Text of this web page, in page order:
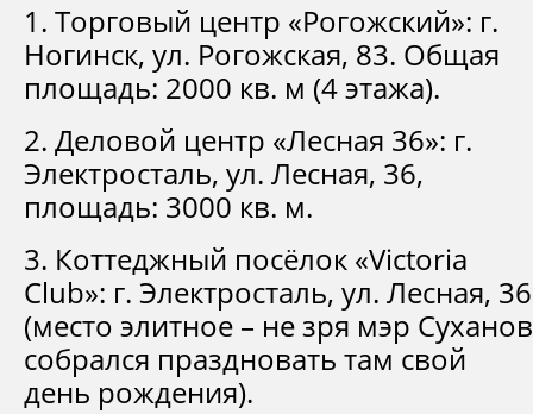
1. Торговый центр «Рогожский»: г.
Ногинск, ул. Рогожская, 83. Общая
площадь: 2000 кв. м (4 этажа).
2. Деловой центр «Лесная 36»: г.
Электросталь, ул. Лесная, 36,
площадь: 3000 кв. м.
3. Коттеджный посёлок «Victoria
Club»: г. Электросталь, ул. Лесная, 36
(место элитное – не зря мэр Суханов
собрался праздновать там свой
день рождения).